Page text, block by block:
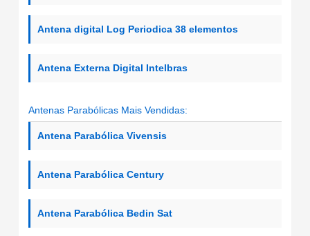
Antena digital Log Periodica 38 elementos
Antena Externa Digital Intelbras
Antenas Parabólicas Mais Vendidas:
Antena Parabólica Vivensis
Antena Parabólica Century
Antena Parabólica Bedin Sat